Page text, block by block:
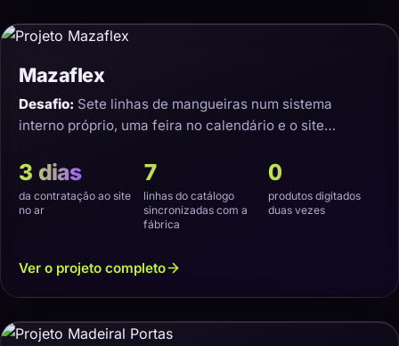
Mazaflex
Desafio: Sete linhas de mangueiras num sistema
interno próprio, uma feira no calendário e o site
3 dias
da contratação ao site
no ar
7
linhas do catálogo
sincronizadas com a
fábrica
0
produtos digitados
duas vezes
Ver o projeto completo